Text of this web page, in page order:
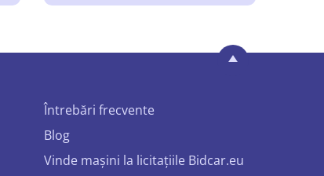
Întrebări frecvente
Blog
Vinde mașini la licitațiile Bidcar.eu